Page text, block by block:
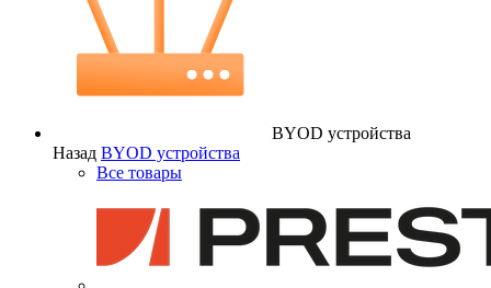
BYOD устройства
Назад BYOD устройства
Все товары